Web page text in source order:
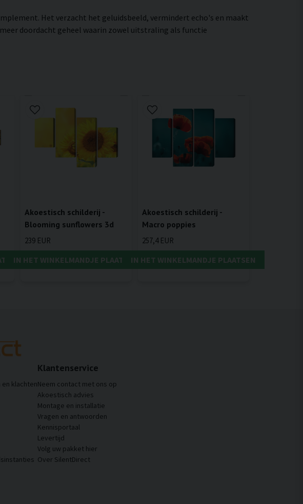
Het verzacht het geluidsbeeld, vermindert echo's en maakt
doordacht geheel waarin zowel uitstraling als functie
Akoestisch schilderij -
Blooming sunflowers 3d
239 EUR
IN HET WINKELMANDJE PLAATSEN
Akoestisch schilderij -
Macro poppies
257,4 EUR
IN HET WINKELMANDJE PLAATSEN
klachten
Klantenservice
Neem contact met ons op
Akoestisch advies
Montage en installatie
Vragen en antwoorden
Kennisportaal
Levertijd
Volg uw pakket hier
Over SilentDirect